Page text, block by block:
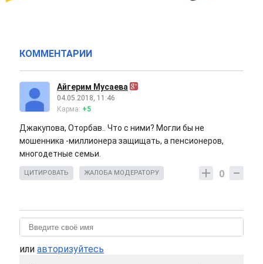
КОММЕНТАРИИ
Айгерим Мусаева
04.05.2018, 11:46
Карма: +5
Джакупова, Оторбав.. Что с ними? Могли бы не
мошенника -миллионера защищать, а пенсионеров,
многодетные семьи.
0
ЦИТИРОВАТЬ ЖАЛОБА МОДЕРАТОРУ
или авторизуйтесь